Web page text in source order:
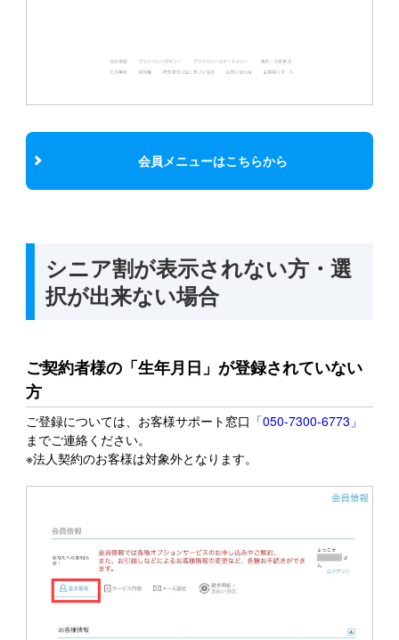
会員メニューはこちらから
シニア割が表示されない方・選
択が出来ない場合
ご契約者様の「生年月日」が登録されていない
方
ご登録については、お客様サポート窓口 「050-7300-6773」
までご連絡ください。
※法人契約のお客様は対象外となります。